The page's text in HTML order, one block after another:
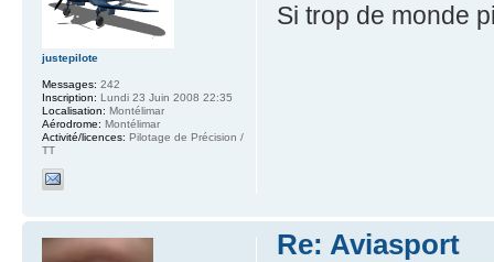
Si trop de monde
justepilote
Messages: 242
Inscription: Lundi 23 Juin 2008 22:35
Localisation: Montélimar
Aérodrome: Montélimar
Activité/licences: Pilotage de Précision /
TT
Re: Aviasport